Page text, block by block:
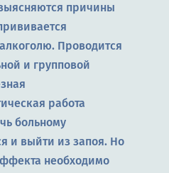
причины
Проводится
и групповой
работа
больному
и выйти из запоя. Но
необходимо